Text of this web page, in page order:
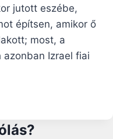
jutott eszébe,
építsen, amikor ő
most, a
Izrael fiai